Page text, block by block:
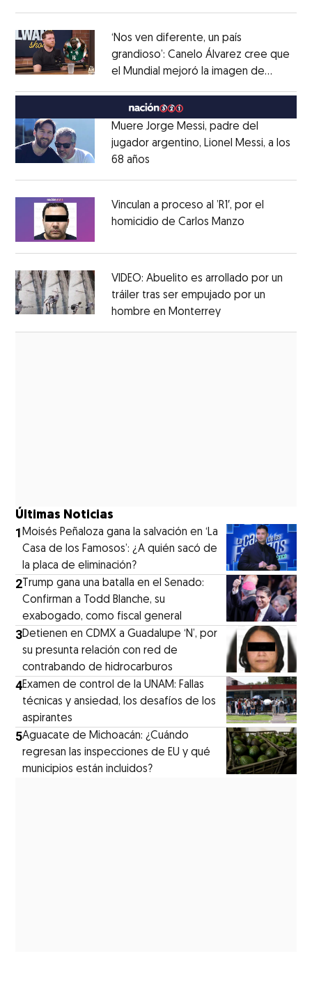
‘Nos ven diferente, un país
grandioso’: Canelo Álvarez cree que
el Mundial mejoró la imagen de
MéxicoOpens in new window
Muere Jorge Messi, padre del
jugador argentino, Lionel Messi, a los
68 años
Vinculan a proceso al ’R1′, por el
homicidio de Carlos Manzo
VIDEO: Abuelito es arrollado por un
tráiler tras ser empujado por un
hombre en MonterreyOpens in new
Últimas Noticias
1Moisés Peñaloza gana la salvación en ‘La
Casa de los Famosos’: ¿A quién sacó de
la placa de eliminación?
2 Trump gana una batalla en el Senado:
Confirman a Todd Blanche, su
exabogado, como fiscal general
3Detienen en CDMX a Guadalupe ‘N’, por
su presunta relación con red de
contrabando de hidrocarburos
4Examen de control de la UNAM: Fallas
técnicas y ansiedad, los desafíos de los
aspirantes
5Aguacate de Michoacán: ¿Cuándo
regresan las inspecciones de EU y qué
municipios están incluidos?